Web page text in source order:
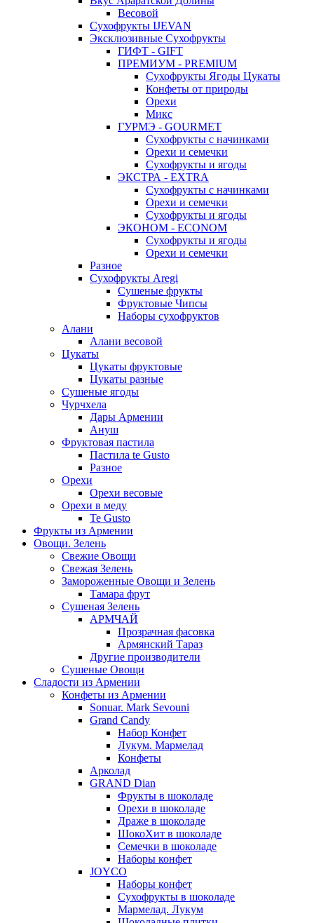
Весовой
Сухофрукты IJEVAN
Эксклюзивные Сухофрукты
ГИФТ - GIFT
ПРЕМИУМ - PREMIUM
Сухофрукты Ягоды Цукаты
Конфеты от природы
Орехи
Микс
ГУРМЭ - GOURMET
Сухофрукты с начинками
Орехи и семечки
Сухофрукты и ягоды
ЭКСТРА - EXTRA
Сухофрукты с начинками
Орехи и семечки
Сухофрукты и ягоды
ЭКОНОМ - ECONOM
Сухофрукты и ягоды
Орехи и семечки
Разное
Сухофрукты Aregi
Сушеные фрукты
Фруктовые Чипсы
Наборы сухофруктов
Алани
Алани весовой
Цукаты
Цукаты фруктовые
Цукаты разные
Сушеные ягоды
Чурчхела
Дары Армении
Ануш
Фруктовая пастила
Пастила te Gusto
Разное
Орехи
Орехи весовые
Орехи в меду
Te Gusto
Фрукты из Армении
Овощи. Зелень
Свежие Овощи
Свежая Зелень
Замороженные Овощи и Зелень
Тамара фрут
Сушеная Зелень
АРМЧАЙ
Прозрачная фасовка
Армянский Тараз
Другие производители
Сушеные Овощи
Сладости из Армении
Конфеты из Армении
Sonuar. Mark Sevouni
Grand Candy
Набор Конфет
Лукум. Мармелад
Конфеты
Арколад
GRAND Dian
Фрукты в шоколаде
Орехи в шоколаде
Драже в шоколаде
ШокоХит в шоколаде
Семечки в шоколаде
Наборы конфет
JOYCO
Наборы конфет
Сухофрукты в шоколаде
Мармелад. Лукум